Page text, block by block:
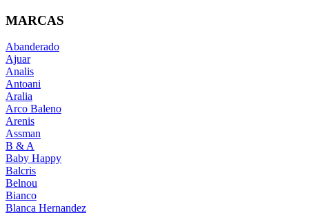
MARCAS
Abanderado
Ajuar
Analis
Antoani
Aralia
Arco Baleno
Arenis
Assman
B & A
Baby Happy
Balcris
Belnou
Bianco
Blanca Hernandez